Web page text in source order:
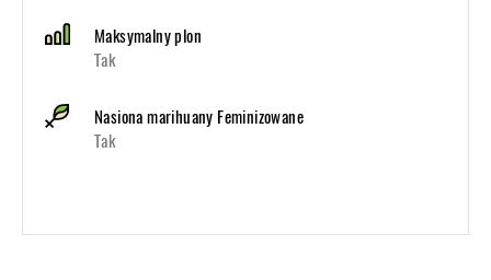
Maksymalny plon
Tak
Nasiona marihuany Feminizowane
Tak